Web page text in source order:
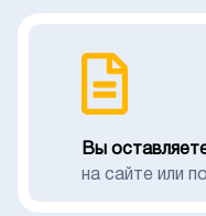
Вы
на сайте или